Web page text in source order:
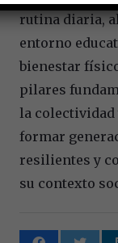
rutina diaria,
entorno
bienestar
pilares
la
formar
resilientes y
su contexto